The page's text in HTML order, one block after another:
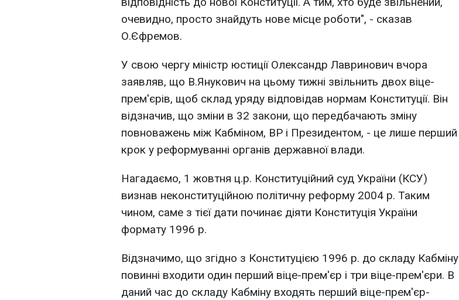
очевидно, просто знайдуть нове місце роботи", - сказав
О.Єфремов.
У свою чергу міністр юстиції Олександр Лавринович вчора
заявляв, що В.Янукович на цьому тижні звільнить двох віце-
прем'єрів, щоб склад уряду відповідав нормам Конституції. Він
відзначив, що зміни в 32 закони, що передбачають зміну
повноважень між Кабміном, ВР і Президентом, - це лише перший
крок у реформуванні органів державної влади.
Нагадаємо, 1 жовтня ц.р. Конституційний суд України (КСУ)
визнав неконституційною політичну реформу 2004 р. Таким
чином, саме з тієї дати починає діяти Конституція України
формату 1996 р.
Відзначимо, що згідно з Конституцією 1996 р. до складу Кабміну
повинні входити один перший віце-прем'єр і три віце-прем'єри. В
даний час до складу Кабміну входять перший віце-прем'єр-